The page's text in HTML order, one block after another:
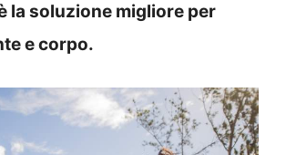
la soluzione migliore per
e corpo.